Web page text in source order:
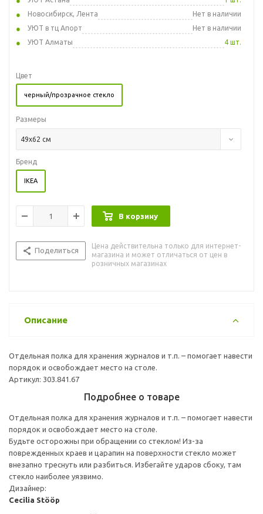
Новосибирск, Лента
Нет в наличии
УЮТ в тц Апорт
Нет в наличии
УЮТ Алматы
4 шт.
Цвет
черный/прозрачное стекло
Размеры
49x62 см
Бренд
IKEA
В корзину
Поделиться
Цена действительна только для интернет-
магазина и может отличаться от цен в
розничных магазинах
Описание
Отдельная полка для хранения журналов и т.п. – помогает навести
порядок и освобождает место на столе.
Артикул: 303.841.67
Подробнее о товаре
Отдельная полка для хранения журналов и т.п. – помогает навести
порядок и освобождает место на столе.
Будьте осторожны при обращении со стеклом! Из-за
поврежденных краев и царапин на поверхности стекло может
внезапно треснуть или разбиться. Избегайте ударов сбоку, там
стекло наиболее уязвимо.
Дизайнер:
Cecilia Stööp